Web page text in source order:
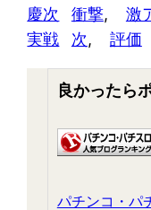
慶次
実戦
衝撃, 激
次, 評価
良かったら
パチンコ・パ